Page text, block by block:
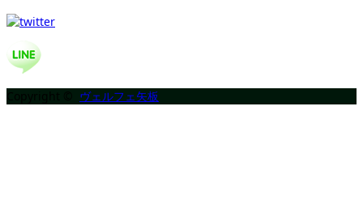
ヴェルフェ矢板